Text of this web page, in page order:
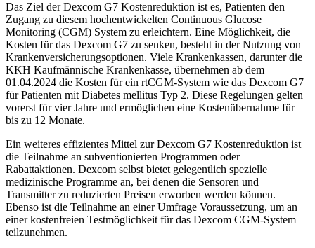
Das Ziel der Dexcom G7 Kostenreduktion ist es, Patienten den
Zugang zu diesem hochentwickelten Continuous Glucose
Monitoring (CGM) System zu erleichtern. Eine Möglichkeit, die
Kosten für das Dexcom G7 zu senken, besteht in der Nutzung von
Krankenversicherungsoptionen. Viele Krankenkassen, darunter die
KKH Kaufmännische Krankenkasse, übernehmen ab dem
01.04.2024 die Kosten für ein rtCGM-System wie das Dexcom G7
für Patienten mit Diabetes mellitus Typ 2. Diese Regelungen gelten
vorerst für vier Jahre und ermöglichen eine Kostenübernahme für
bis zu 12 Monate.
Ein weiteres effizientes Mittel zur Dexcom G7 Kostenreduktion ist
die Teilnahme an subventionierten Programmen oder
Rabattaktionen. Dexcom selbst bietet gelegentlich spezielle
medizinische Programme an, bei denen die Sensoren und
Transmitter zu reduzierten Preisen erworben werden können.
Ebenso ist die Teilnahme an einer Umfrage Voraussetzung, um an
einer kostenfreien Testmöglichkeit für das Dexcom CGM-System
teilzunehmen.